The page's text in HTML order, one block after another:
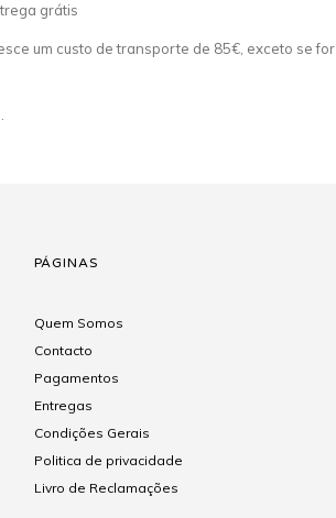
grátis
um custo de transporte de 85€, exceto se for
PÁGINAS
Quem Somos
Contacto
Pagamentos
Entregas
Condições Gerais
Politica de privacidade
Livro de Reclamações